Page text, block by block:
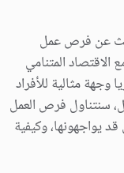
عن فرص عمل
المتنامي
وجهة مثالية للأفراد
سنتناول فرص العمل
يواجهونها، وكيفية